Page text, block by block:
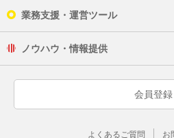
業務支援・運営ツール
ノウハウ・情報提供
会員登録
よくあるご質問 お